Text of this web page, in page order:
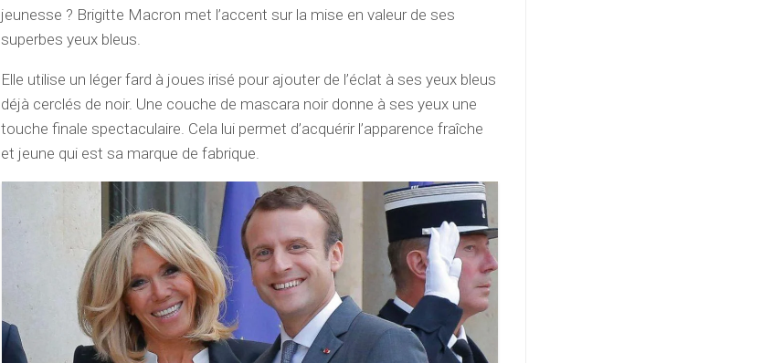
jeunesse ? Brigitte Macron met l’accent sur la mise en valeur de ses
superbes yeux bleus.
Elle utilise un léger fard à joues irisé pour ajouter de l’éclat à ses yeux bleus
déjà cerclés de noir. Une couche de mascara noir donne à ses yeux une
touche finale spectaculaire. Cela lui permet d’acquérir l’apparence fraîche
et jeune qui est sa marque de fabrique.